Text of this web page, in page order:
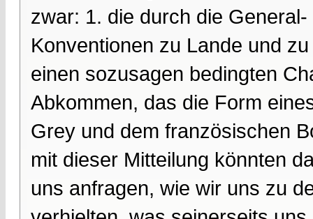
zwar: 1. die durch die
Konventionen zu Lande und
einen sozusagen bedingten
Abkommen, das die Form
Grey und dem französischen
mit dieser Mitteilung könnten
uns anfragen, wie wir uns zu